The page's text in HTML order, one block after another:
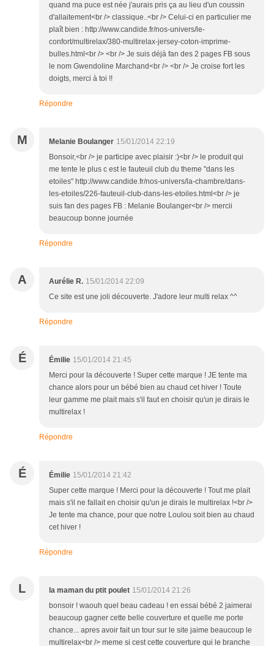
quand ma puce est née j'aurais pris ça au lieu d'un coussin
d'allaitement<br /> classique..<br /> Celui-ci en particulier me
plaît bien : http://www.candide.fr/nos-univers/le-
confort/multirelax/380-multirelax-jersey-coton-imprime-
bulles.html<br /> <br /> Je suis déjà fan des 2 pages FB sous
le nom Gwendoline Marchand<br /> <br /> Je croise fort les
doigts, merci à toi !!
Répondre
M Melanie Boulanger 15/01/2014 22:19
Bonsoir,<br /> je participe avec plaisir :)<br /> le produit qui
me tente le plus c est le fauteuil club du theme "dans les
etoiles" http://www.candide.fr/nos-univers/la-chambre/dans-
les-etoiles/226-fauteuil-club-dans-les-etoiles.html<br /> je
suis fan des pages FB : Melanie Boulanger<br /> mercii
beaucoup bonne journée
Répondre
A Aurélie R. 15/01/2014 22:09
Ce site est une joli découverte. J'adore leur multi relax ^^
Répondre
É Émilie 15/01/2014 21:45
Merci pour la découverte ! Super cette marque ! JE tente ma
chance alors pour un bébé bien au chaud cet hiver ! Toute
leur gamme me plait mais s'il faut en choisir qu'un je dirais le
multirelax !
Répondre
É Émilie 15/01/2014 21:42
Super cette marque ! Merci pour la découverte ! Tout me plait
mais s'il ne fallait en choisir qu'un je dirais le multirelax !<br />
Je tente ma chance, pour que notre Loulou soit bien au chaud
cet hiver !
Répondre
L la maman du ptit poulet 15/01/2014 21:26
bonsoir ! waouh quel beau cadeau ! en essai bébé 2 jaimerai
beaucoup gagner cette belle couverture et quelle me porte
chance... apres avoir fait un tour sur le site jaime beaucoup le
multirelax<br /> meme si cest cette couverture qui le branche